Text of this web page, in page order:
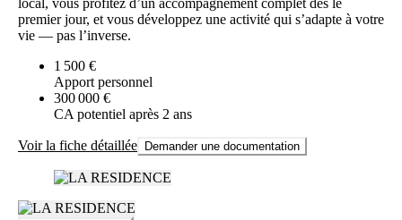
local, vous profitez d’un accompagnement complet dès le
premier jour, et vous développez une activité qui s’adapte à votre
vie — pas l’inverse.
1 500 €
Apport personnel
300 000 €
CA potentiel après 2 ans
Voir la fiche détaillée Demander une documentation